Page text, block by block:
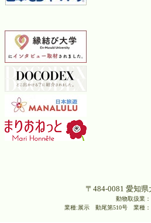
〒484-0081 愛知
動物取扱業
業種:展示 動尾第510号 業種